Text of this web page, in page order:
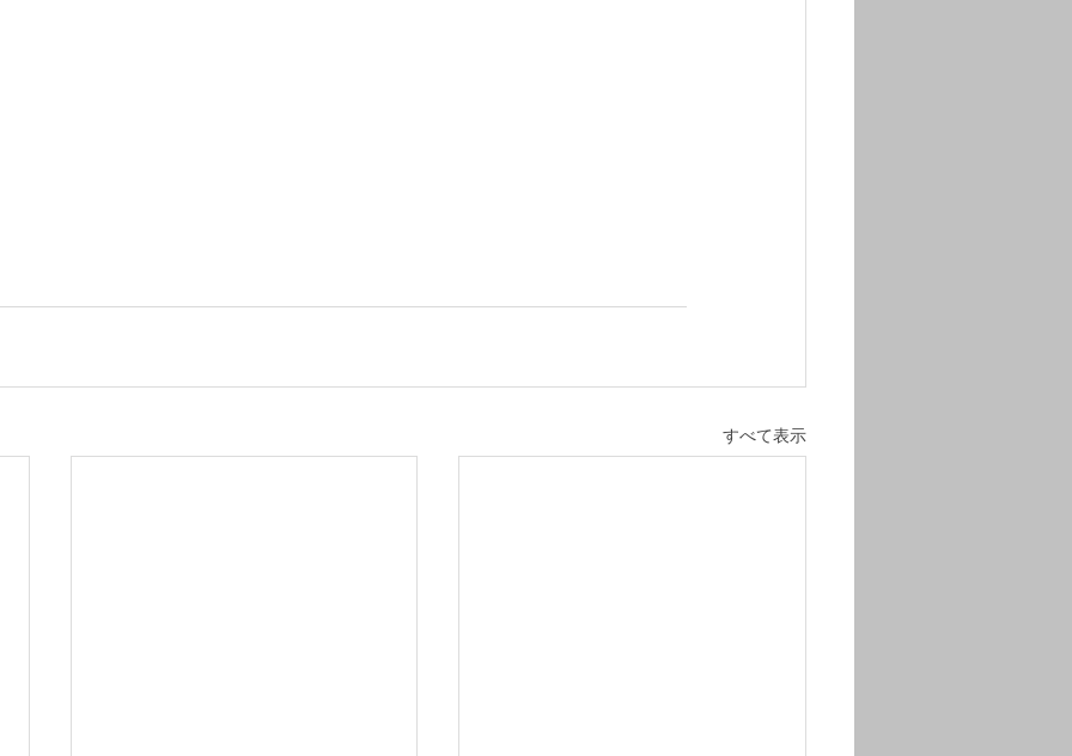
すべて表示